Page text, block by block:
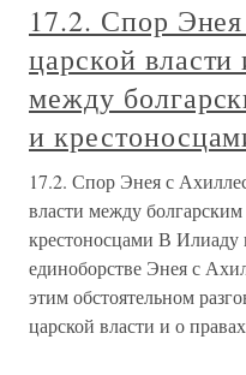
17.2. Спор
царской
между
и
17.2. Спор Энея с
власти между
крестоносцами В Илиаду
единоборстве Энея с
этим обстоятельном
царской власти и о